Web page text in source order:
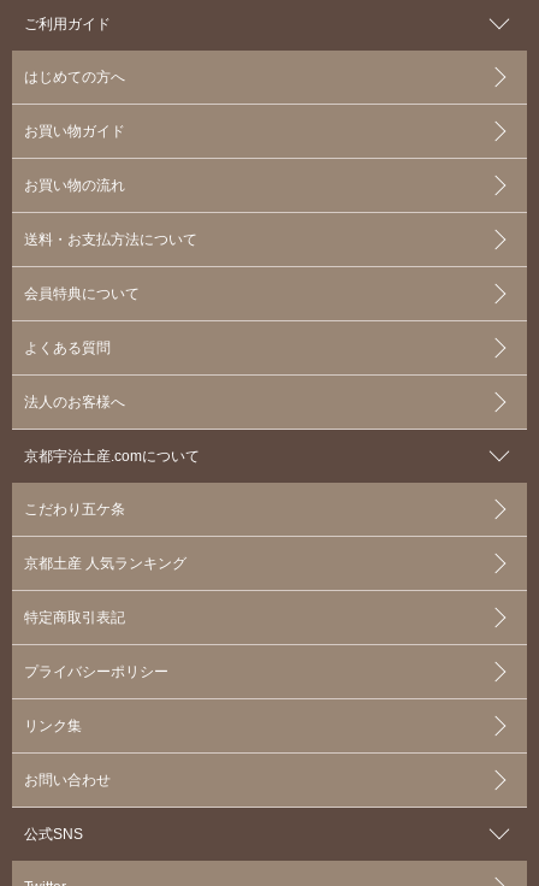
ご利用ガイド
はじめての方へ
お買い物ガイド
お買い物の流れ
送料・お支払方法について
会員特典について
よくある質問
法人のお客様へ
京都宇治土産.comについて
こだわり五ケ条
京都土産 人気ランキング
特定商取引表記
プライバシーポリシー
リンク集
お問い合わせ
公式SNS